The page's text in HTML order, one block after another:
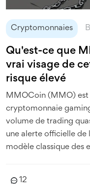
Cryptomonnaies
Qu'est-ce que
vrai visage de
risque élevé
MMOCoin (MMO) est
cryptomonnaie
volume de trading
une alerte officielle de
modèle classique des
12